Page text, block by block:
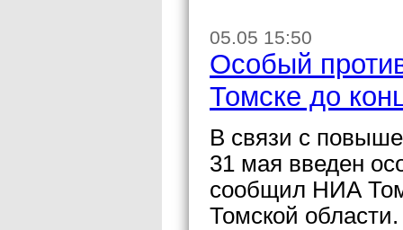
05.05 15:50
Особый
Томске до
В связи с
31 мая введен
сообщил НИА
Томской области.